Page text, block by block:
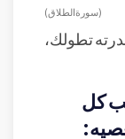
( سورة الطلاق )
تطولك،
كل